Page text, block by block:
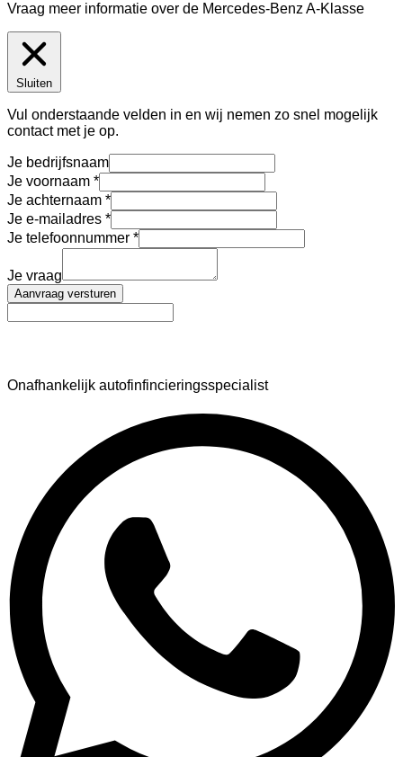
Vraag meer informatie over de Mercedes-Benz A-Klasse
Sluiten
Vul onderstaande velden in en wij nemen zo snel mogelijk
contact met je op.
Je bedrijfsnaam
Je voornaam
Je achternaam
Je e-mailadres
Je telefoonnummer
Je vraag
Aanvraag versturen
Onafhankelijk autofinfincieringsspecialist